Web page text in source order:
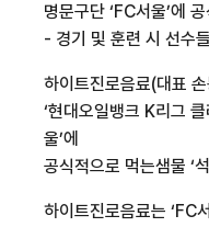
명문구단 ‘FC서울’에
- 경기 및 훈련 시 선수
하이트진로음료(대표
‘현대오일뱅크 K리그
울’에
공식적으로 먹는샘물 ‘
하이트진로음료는 ‘FC